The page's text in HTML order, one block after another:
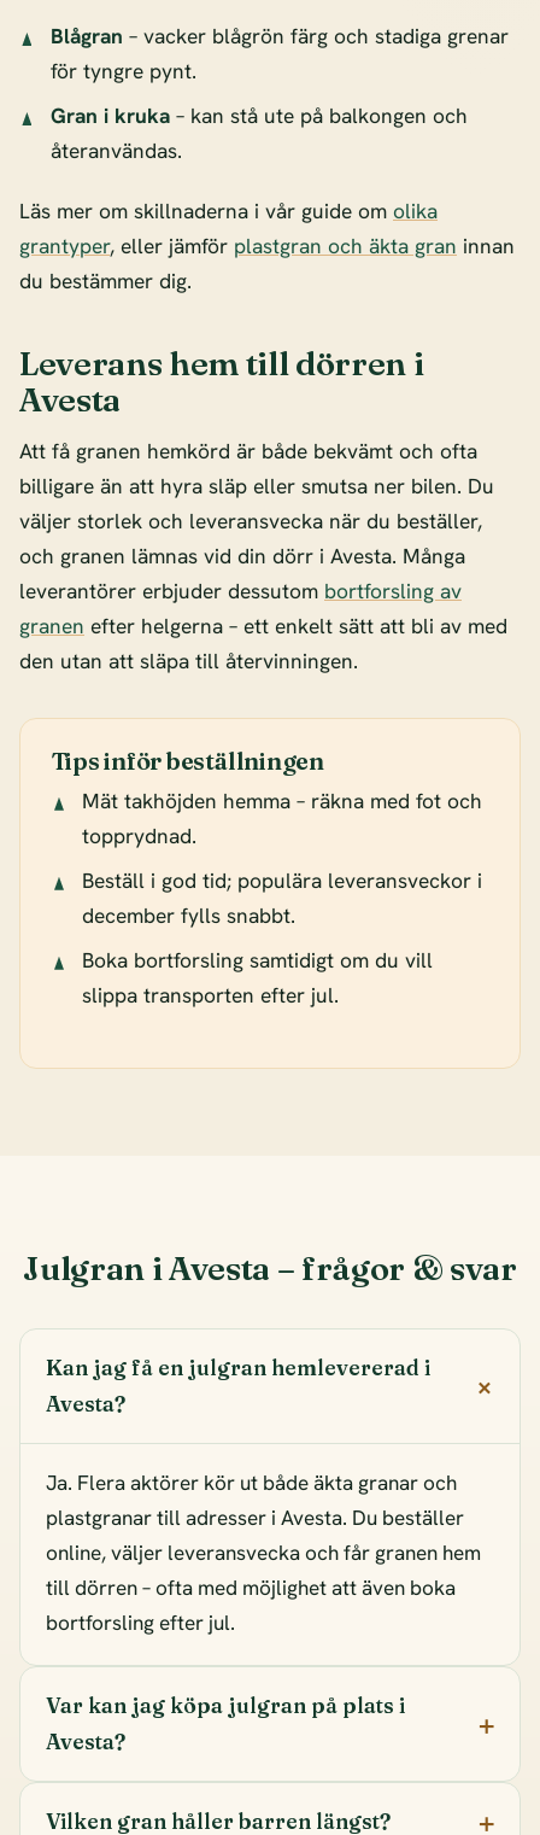
Blågran – vacker blågrön färg och stadiga grenar
för tyngre pynt.
Gran i kruka– kan stå ute på balkongen och
återanvändas.
Läs mer om skillnaderna i vår guide om olika
grantyper, eller jämför plastgran och äkta gran innan
du bestämmer dig.
Leverans hem till dörren i
Avesta
Att få granen hemkörd är både bekvämt och ofta
billigare än att hyra släp eller smutsa ner bilen. Du
väljer storlek och leveransvecka när du beställer,
och granen lämnas vid din dörr i Avesta. Många
leverantörer erbjuder dessutom bortforsling av
granen efter helgerna – ett enkelt sätt att bli av med
den utan att släpa till återvinningen.
Tips inför beställningen
Mät takhöjden hemma – räkna med fot och
topprydnad.
Beställ i god tid; populära leveransveckor i
december fylls snabbt.
Boka bortforsling samtidigt om du vill
slippa transporten efter jul.
Julgran i Avesta – frågor & svar
Kan jag få en julgran hemlevererad i
Avesta?
Ja. Flera aktörer kör ut både äkta granar och
plastgranar till adresser i Avesta. Du beställer
online, väljer leveransvecka och får granen hem
till dörren – ofta med möjlighet att även boka
bortforsling efter jul.
Var kan jag köpa julgran på plats i
Avesta?
Vilken gran håller barren längst?